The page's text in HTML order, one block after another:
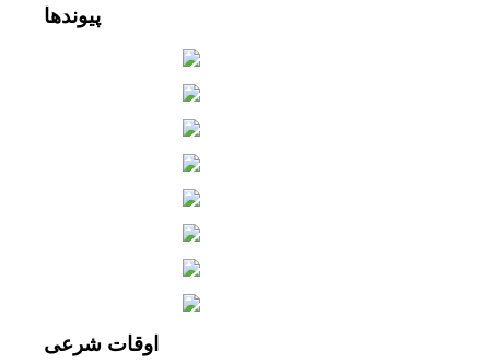
پیوندها
اوقات شرعی